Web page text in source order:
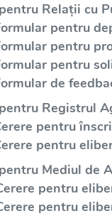
Relații cu
pentru
pentru
pentru
de
Registrul
pentru
pentru
Mediul de
pentru
pentru